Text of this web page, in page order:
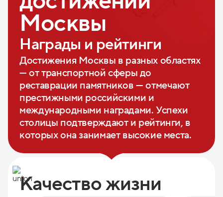
Москвы
Награды и рейтинги
Достижения Москвы в разных областях
— от транспортной сферы до
реставрации памятников — отмечают
престижными российскими и
международными наградами. Успехи
столицы подтверждают и рейтинги, в
которых она занимает высокие места.
Качество жизни